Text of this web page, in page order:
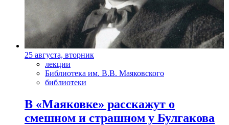
25 августа, вторник
лекции
Библиотека им. В.В. Маяковского
библиотеки
В «Маяковке» расскажут о
смешном и страшном у Булгакова